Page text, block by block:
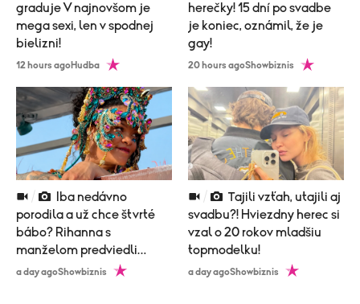
graduje V najnovšom je
mega sexi, len v spodnej
bielizni!
12 hours agoHudba
herečky! 15 dní po svadbe
je koniec, oznámil, že je
gay!
20 hours agoShowbiznis
porodila a už chce štvrté
bábo? Rihanna s
manželom predviedli
poriadne nemravný tanec!
a day agoShowbiznis
svadbu?! Hviezdny herec si
vzal o 20 rokov mladšiu
topmodelku!
a day agoShowbiznis